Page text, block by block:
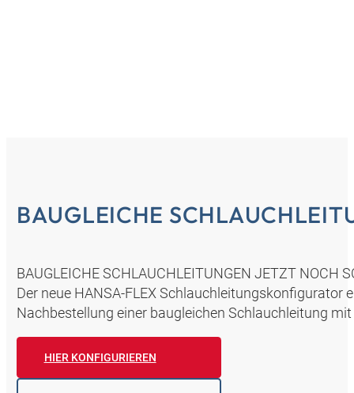
BAUGLEICHE
BAUGLEICHE SCHLAUCHLEITUNGEN JETZT NOCH
Der neue HANSA‑FLEX
Nachbestellung einer baugleichen Schlauchleitung mit
HIER KONFIGURIEREN